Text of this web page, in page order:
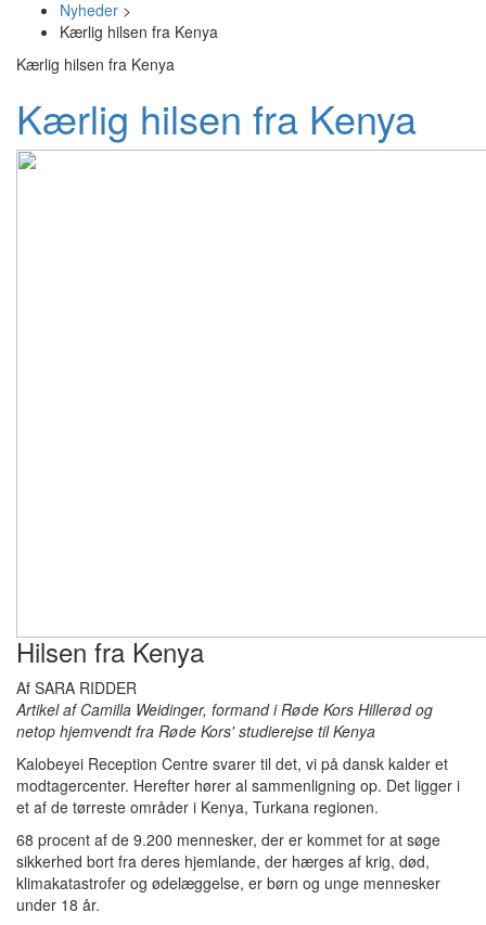
Nyheder >
Kærlig hilsen fra Kenya
Kærlig hilsen fra Kenya
Kærlig hilsen fra Kenya
Hilsen fra Kenya
Af SARA RIDDER
Artikel af Camilla Weidinger, formand i Røde Kors Hillerød og
netop hjemvendt fra Røde Kors' studierejse til Kenya
Kalobeyei Reception Centre svarer til det, vi på dansk kalder et
modtagercenter. Herefter hører al sammenligning op. Det ligger i
et af de tørreste områder i Kenya, Turkana regionen.
68 procent af de 9.200 mennesker, der er kommet for at søge
sikkerhed bort fra deres hjemlande, der hærges af krig, død,
klimakatastrofer og ødelæggelse, er børn og unge mennesker
under 18 år.